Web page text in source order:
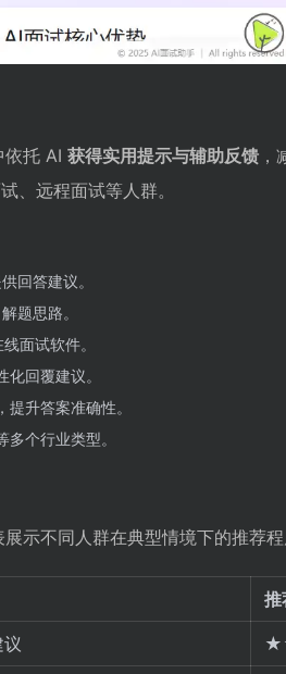
依托 AI 获得实用提示与辅助反馈
、远程面试等人群。
回答建议。
题思路。
面试软件。
回覆建议。
升答案准确性。
个行业类型。
示不同人群在典型情境下的推荐程
推